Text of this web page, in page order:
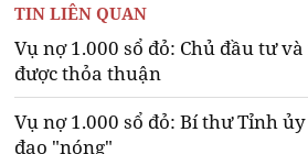
TIN LIÊN QUAN
Vụ nợ 1.000 sổ đỏ: Chủ đầu tư
được thỏa thuận
Vụ nợ 1.000 sổ đỏ: Bí thư Tỉnh
đạo "nóng"